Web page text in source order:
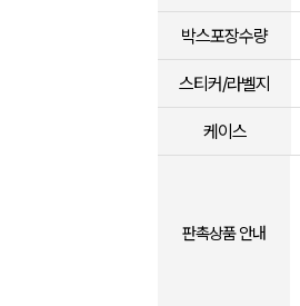
박스포장수량
스티커/라벨지
케이스
판촉상품 안내